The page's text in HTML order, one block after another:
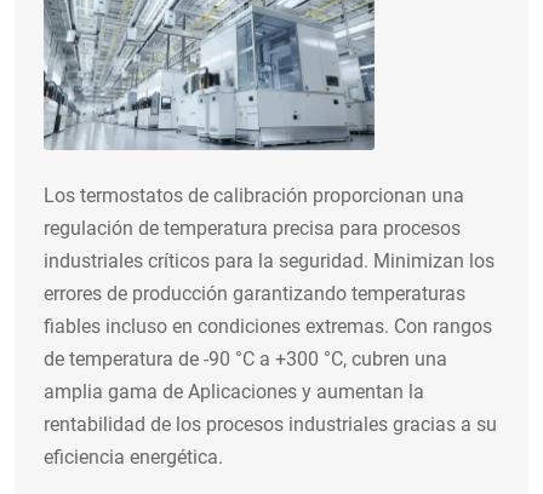
Los termostatos de calibración proporcionan una
regulación de temperatura precisa para procesos
industriales críticos para la seguridad. Minimizan los
errores de producción garantizando temperaturas
fiables incluso en condiciones extremas. Con rangos
de temperatura de -90 °C a +300 °C, cubren una
amplia gama de Aplicaciones y aumentan la
rentabilidad de los procesos industriales gracias a su
eficiencia energética.